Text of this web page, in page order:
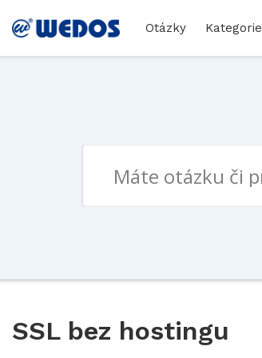
Otázky Kategorie
SSL bez hostingu